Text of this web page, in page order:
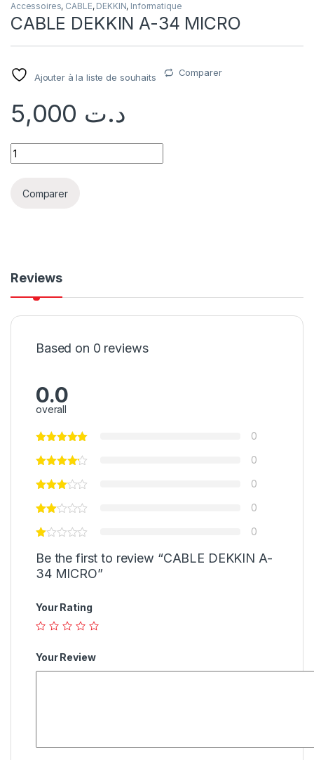
Accessoires, CABLE, DEKKIN, Informatique
CABLE DEKKIN A-34 MICRO
Ajouter à la liste de souhaits Comparer
د.ت
Comparer
Reviews
Based on 0 reviews
0.0
overall
0
0
0
0
0
Be the first to review “CABLE DEKKIN A-
34 MICRO”
Your Rating
Your Review